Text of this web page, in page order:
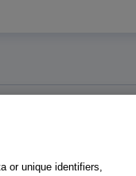
or unique identifiers,